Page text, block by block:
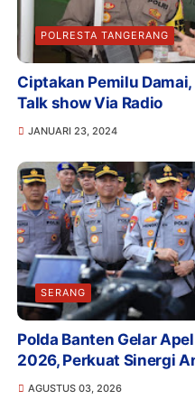
POLRESTA TANGERANG
Ciptakan Pemilu
Talk show Via Radio
JANUARI 23, 2024
SERANG
Polda Banten Gelar
2026, Perkuat Sinergi
AGUSTUS 03, 2026